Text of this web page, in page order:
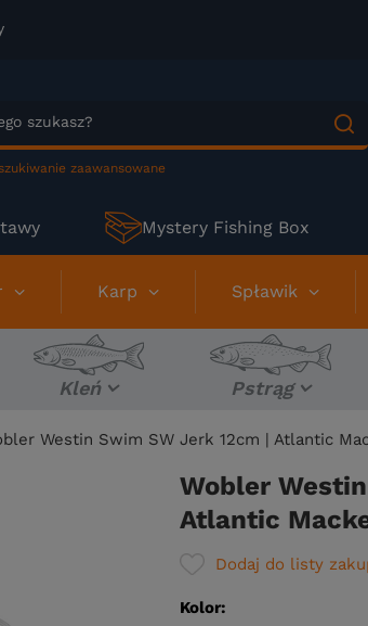
zaawansowane
Mystery Fishing Box
Karp Spławik
Kleń Pstrąg
Westin Swim SW Jerk 12cm | Atlantic
Wobler
Atlantic
Dodaj do listy
Kolor